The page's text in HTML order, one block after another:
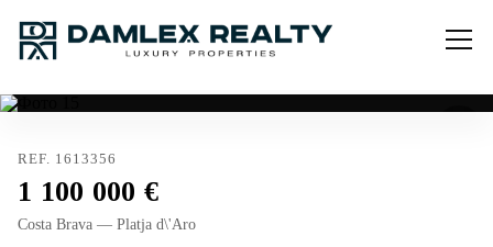
REF. 1613356
1 100 000
Costa Brava — Platja d\'Aro